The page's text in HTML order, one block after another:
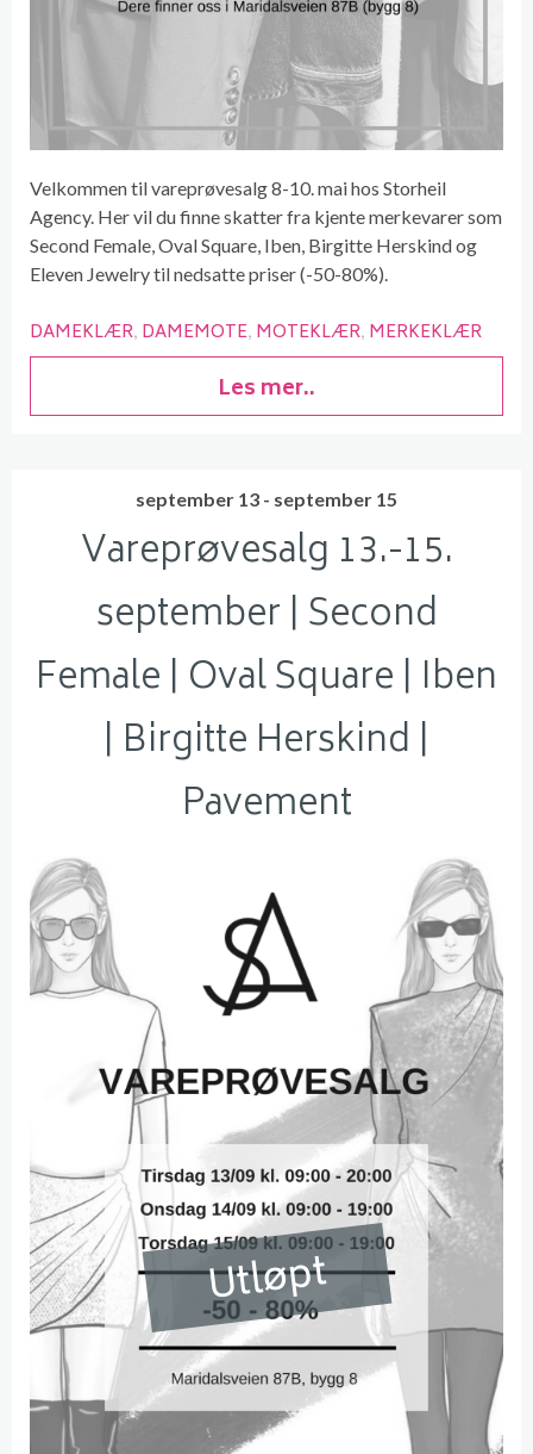
Velkommen til vareprøvesalg 8-10. mai hos Storheil
Agency. Her vil du finne skatter fra kjente merkevarer som
Second Female, Oval Square, Iben, Birgitte Herskind og
Eleven Jewelry til nedsatte priser (-50-80%).
DAMEKLÆR DAMEMOTE MOTEKLÆR MERKEKLÆR
Les mer..
september 13 - september 15
Vareprøvesalg 13.-15.
september | Second
Female | Oval Square | Iben
| Birgitte Herskind |
Pavement
Utløpt